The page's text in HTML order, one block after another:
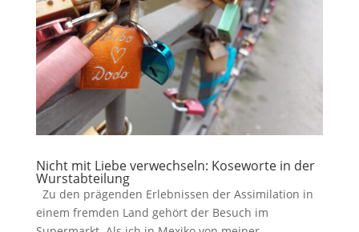
Nicht mit Liebe verwechseln: Koseworte in der
Wurstabteilung
Zu den prägenden Erlebnissen der Assimilation in
einem fremden Land gehört der Besuch im